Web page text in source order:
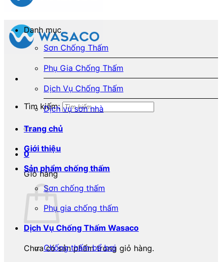
Tìm kiếm:
0
Giỏ hàng
Chưa có sản phẩm trong giỏ hàng.
Danh mục
Sơn Chống Thấm
Phụ Gia Chống Thấm
Dịch Vụ Chống Thấm
Dịch vụ sơn nhà
Trang chủ
Giới thiệu
Sản phẩm chống thấm
Sơn chống thấm
Phụ gia chống thấm
Dịch Vụ Chống Thấm Wasaco
Chống thấm bể bơi